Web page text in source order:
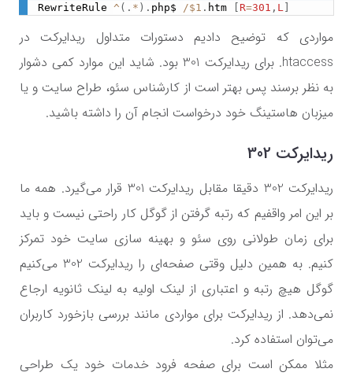
RewriteRule ^ ( . * ) . php$ /$1 . htm R=301 , L
مواردی که توضیح دادیم دستورات متداول ریدایرکت در
htaccess.
برای ریدایرکت 301 بود. شاید این موارد کمی دشوار
به نظر برسند پس بهتر است از کارشناس سئو، طراح سایت و یا
میزبان هاستینگ خود درخواست انجام آن را داشته باشید.
ریدایرکت 302
ریدایرکت 302 دقیقا مقابل ریدایرکت 301 قرار می‌گیرد. همه ما
بر این امر واقفیم که رتبه گرفتن از گوگل کار راحتی نیست و باید
برای زمان طولانی روی سئو و بهینه سازی سایت خود تمرکز
کنیم. به همین دلیل وقتی صفحه‌ای را ریدایرکت 302 می‌کنیم
گوگل هیچ رتبه و اعتباری از لینک اولیه به لینک ثانویه ارجاع
نمی‌دهد. از ریدایرکت برای مواردی مانند بررسی بازخورد کاربران
می‌توان استفاده کرد.
مثلا ممکن است برای صفحه فرود خدمات خود یک طراحی